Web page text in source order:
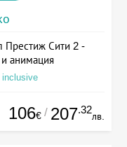
Престиж Сити 2 -
анимация
inclusive
106€ / 207.32
лв.